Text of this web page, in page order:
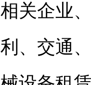
相关企业
利、交通